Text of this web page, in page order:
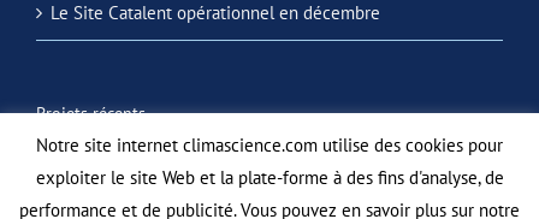
Le Site Catalent opérationnel en décembre
Projets récents
Notre site internet climascience.com utilise des cookies pour
exploiter le site Web et la plate-forme à des fins d'analyse, de
performance et de publicité. Vous pouvez en savoir plus sur notre